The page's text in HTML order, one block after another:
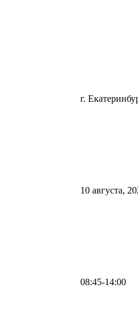
г.
10 августа,
08:45-14:00